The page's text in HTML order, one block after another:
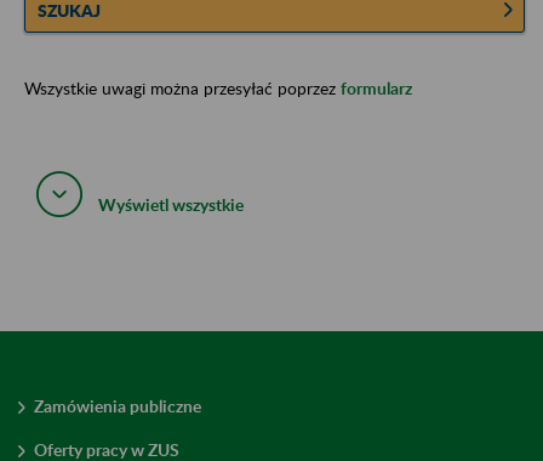
SZUKAJ
Wszystkie uwagi można przesyłać poprzez formularz
Wyświetl wszystkie
Zamówienia publiczne
Oferty pracy w ZUS